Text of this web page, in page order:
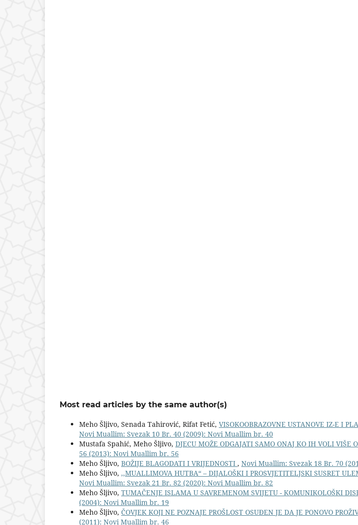
Most read articles by the same author(s)
Meho Šljivo, Senada Tahirović, Rifat Fetić, VISOKOOBRAZOVNE USTANOVE IZ-E I
Novi Muallim: Svezak 10 Br. 40 (2009): Novi Muallim br. 40
Mustafa Spahić, Meho Šljivo, DJECU MOŽE ODGAJATI SAMO ONAJ KO IH VOLI VIŠE
56 (2013): Novi Muallim br. 56
Meho Šljivo, BOŽIJE BLAGODATI I VRIJEDNOSTI , Novi Muallim: Svezak 18 Br. 70
Meho Šljivo, ,,MUALLIMOVA HUTBA“ – DIJALOŠKI I PROSVJETITELJSKI SUSRET
Novi Muallim: Svezak 21 Br. 82 (2020): Novi Muallim br. 82
Meho Šljivo, TUMAČENJE ISLAMA U SAVREMENOM SVIJETU - KOMUNIKOLOŠKI
(2004): Novi Muallim br. 19
Meho Šljivo, ČOVJEK KOJI NE POZNAJE PROŠLOST OSUĐEN JE DA JE PONOVO
(2011): Novi Muallim br. 46